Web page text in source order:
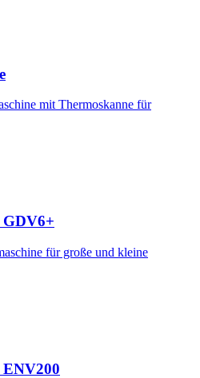
mit Thermoskanne für
GDV6+
für große und kleine
ENV200